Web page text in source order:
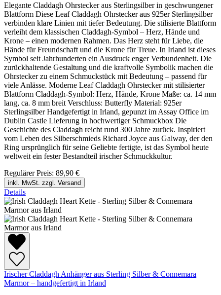
Elegante Claddagh Ohrstecker aus Sterlingsilber in geschwungener
Blattform Diese Leaf Claddagh Ohrstecker aus 925er Sterlingsilber
verbinden klare Linien mit tiefer Bedeutung. Die stilisierte Blattform
verleiht dem klassischen Claddagh-Symbol – Herz, Hände und
Krone – einen modernen Rahmen. Das Herz steht für Liebe, die
Hände für Freundschaft und die Krone für Treue. In Irland ist dieses
Symbol seit Jahrhunderten ein Ausdruck enger Verbundenheit. Die
zurückhaltende Gestaltung und die kraftvolle Symbolik machen die
Ohrstecker zu einem Schmuckstück mit Bedeutung – passend für
viele Anlässe. Moderne Leaf Claddagh Ohrstecker mit stilisierter
Blattform Claddagh-Symbol: Herz, Hände, Krone Maße: ca. 14 mm
lang, ca. 8 mm breit Verschluss: Butterfly Material: 925er
Sterlingsilber Handgefertigt in Irland, gepunzt im Assay Office im
Dublin Castle Lieferung in hochwertiger Schmuckbox Die
Geschichte des Claddagh reicht rund 300 Jahre zurück. Inspiriert
vom Leben des Silberschmieds Richard Joyce aus Galway, der den
Ring ursprünglich für seine Geliebte fertigte, ist das Symbol heute
weltweit ein fester Bestandteil irischer Schmuckkultur.
Regulärer Preis: 89,90 €
inkl. MwSt. zzgl. Versand
Details
Irischer Claddagh Anhänger aus Sterling Silber & Connemara
Marmor – handgefertigt in Irland